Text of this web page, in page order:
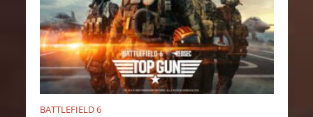
BATTLEFIELD 6